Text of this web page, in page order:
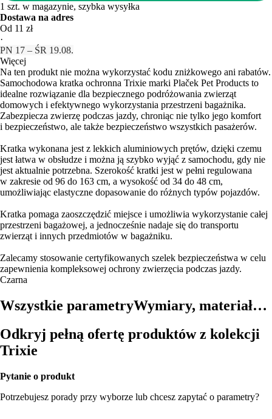
1 szt. w magazynie, szybka wysyłka
Dostawa na adres
Od 11 zł
·
PN 17 – ŚR 19.08.
Więcej
Na ten produkt nie można wykorzystać kodu zniżkowego ani rabatów.
Samochodowa kratka ochronna Trixie marki Plaček Pet Products to
idealne rozwiązanie dla bezpiecznego podróżowania zwierząt
domowych i efektywnego wykorzystania przestrzeni bagażnika.
Zabezpiecza zwierzę podczas jazdy, chroniąc nie tylko jego komfort
i bezpieczeństwo, ale także bezpieczeństwo wszystkich pasażerów.
Kratka wykonana jest z lekkich aluminiowych prętów, dzięki czemu
jest łatwa w obsłudze i można ją szybko wyjąć z samochodu, gdy nie
jest aktualnie potrzebna. Szerokość kratki jest w pełni regulowana
w zakresie od 96 do 163 cm, a wysokość od 34 do 48 cm,
umożliwiając elastyczne dopasowanie do różnych typów pojazdów.
Kratka pomaga zaoszczędzić miejsce i umożliwia wykorzystanie całej
przestrzeni bagażowej, a jednocześnie nadaje się do transportu
zwierząt i innych przedmiotów w bagażniku.
Zalecamy stosowanie certyfikowanych szelek bezpieczeństwa w celu
zapewnienia kompleksowej ochrony zwierzęcia podczas jazdy.
Czarna
Wszystkie parametryWymiary, materiał…
Odkryj pełną ofertę produktów z kolekcji
Trixie
Pytanie o produkt
Potrzebujesz porady przy wyborze lub chcesz zapytać o parametry?